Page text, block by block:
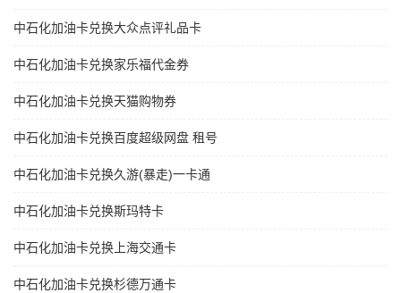
中石化加油卡兑换大众点评礼品卡
中石化加油卡兑换家乐福代金券
中石化加油卡兑换天猫购物券
中石化加油卡兑换百度超级网盘 租号
中石化加油卡兑换久游(暴走)一卡通
中石化加油卡兑换斯玛特卡
中石化加油卡兑换上海交通卡
中石化加油卡兑换杉德万通卡